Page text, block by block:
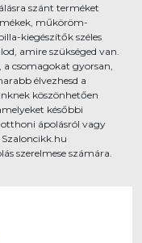
szánt terméket
műköröm-
kiegészítők széles
amire szükséged van.
a csomagokat gyorsan,
élvezhesd a
köszönhetően
későbbi
otthoni ápolásról vagy
szerelmese számára.